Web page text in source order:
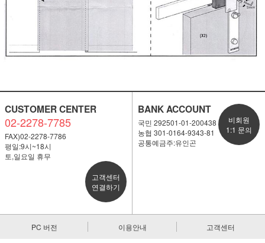
CUSTOMER CENTER
02-2278-7785
FAX)02-2278-7786
평일:9시~18시
토,일요일 휴무
고객센터
연결하기
BANK ACCOUNT
국민 292501-01-200438
농협 301-0164-9343-81
공통예금주:유인곤
비회원
1:1 문의
PC 버전 이용안내 고객센터